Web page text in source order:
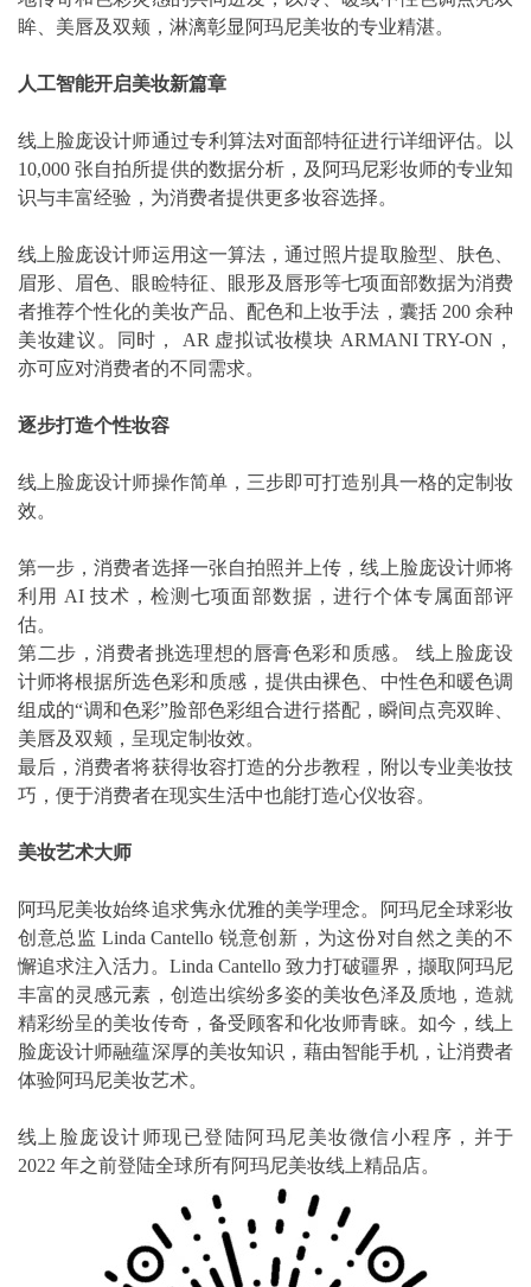
眸、美唇及双颊，淋漓彰显阿玛尼美妆的专业精湛。
人工智能开启美妆新篇章
线上脸庞设计师通过专利算法对面部特征进行详细评估。以
10,000 张自拍所提供的数据分析，及阿玛尼彩妆师的专业知
识与丰富经验，为消费者提供更多妆容选择。
线上脸庞设计师运用这一算法，通过照片提取脸型、肤色、
眉形、眉色、眼睑特征、眼形及唇形等七项面部数据为消费
者推荐个性化的美妆产品、配色和上妆手法，囊括 200 余种
美妆建议。同时， AR 虚拟试妆模块 ARMANI TRY-ON，
亦可应对消费者的不同需求。
逐步打造个性妆容
线上脸庞设计师操作简单，三步即可打造别具一格的定制妆
效。
第一步，消费者选择一张自拍照并上传，线上脸庞设计师将
利用 AI 技术，检测七项面部数据，进行个体专属面部评
估。
第二步，消费者挑选理想的唇膏色彩和质感。 线上脸庞设
计师将根据所选色彩和质感，提供由裸色、中性色和暖色调
组成的“调和色彩”脸部色彩组合进行搭配，瞬间点亮双眸、
美唇及双颊，呈现定制妆效。
最后，消费者将获得妆容打造的分步教程，附以专业美妆技
巧，便于消费者在现实生活中也能打造心仪妆容。
美妆艺术大师
阿玛尼美妆始终追求隽永优雅的美学理念。阿玛尼全球彩妆
创意总监 Linda Cantello 锐意创新，为这份对自然之美的不
懈追求注入活力。Linda Cantello 致力打破疆界，撷取阿玛尼
丰富的灵感元素，创造出缤纷多姿的美妆色泽及质地，造就
精彩纷呈的美妆传奇，备受顾客和化妆师青睐。如今，线上
脸庞设计师融蕴深厚的美妆知识，藉由智能手机，让消费者
体验阿玛尼美妆艺术。
线上脸庞设计师现已登陆阿玛尼美妆微信小程序，并于
2022 年之前登陆全球所有阿玛尼美妆线上精品店。